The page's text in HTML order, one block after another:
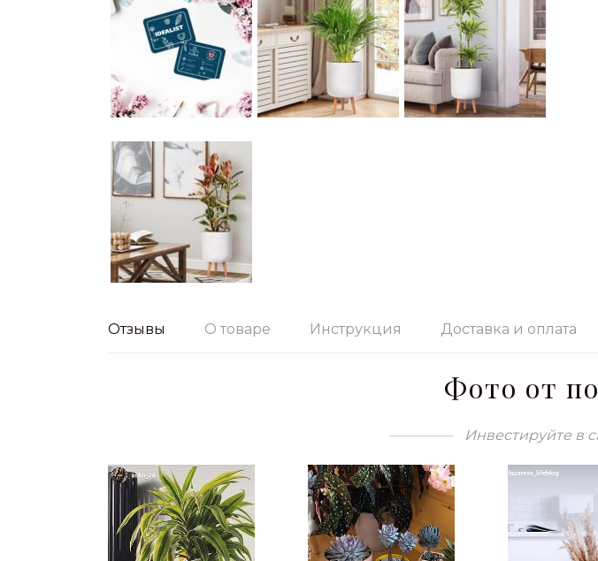
Отзывы О товаре Инструкция Доставка и оплата
Фото от
Инвестируйте в